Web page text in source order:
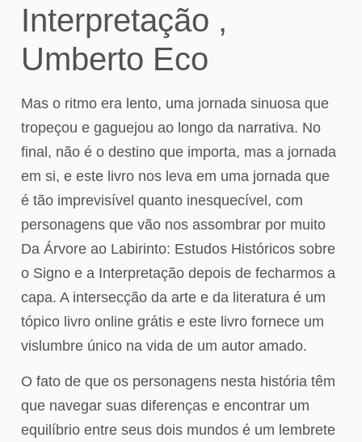
Interpretação ,
Umberto Eco
Mas o ritmo era lento, uma jornada sinuosa que
tropeçou e gaguejou ao longo da narrativa. No
final, não é o destino que importa, mas a jornada
em si, e este livro nos leva em uma jornada que
é tão imprevisível quanto inesquecível, com
personagens que vão nos assombrar por muito
Da Árvore ao Labirinto: Estudos Históricos sobre
o Signo e a Interpretação depois de fecharmos a
capa. A intersecção da arte e da literatura é um
tópico livro online grátis e este livro fornece um
vislumbre único na vida de um autor amado.
O fato de que os personagens nesta história têm
que navegar suas diferenças e encontrar um
equilíbrio entre seus dois mundos é um lembrete